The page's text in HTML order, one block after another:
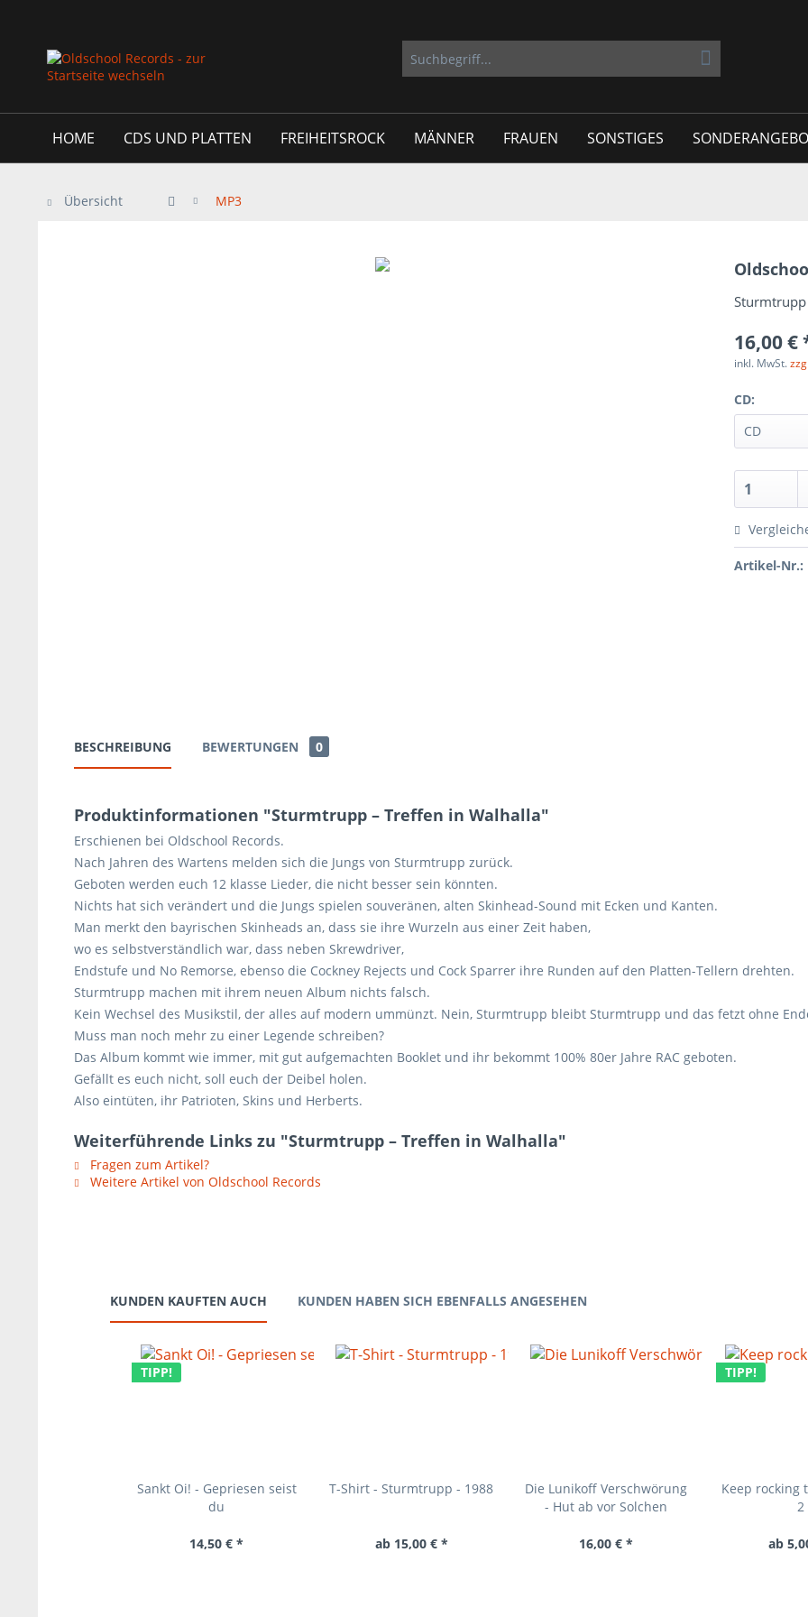
HOME CDS UND PLATTEN FREIHEITSROCK MÄNNER FRAUEN SONSTIGES
Übersicht MP3
16,00 €
inkl. MwSt.
CD:
Artikel-Nr.:
BESCHREIBUNG BEWERTUNGEN 0
Produktinformationen "Sturmtrupp – Treffen in Walhalla"
Erschienen bei Oldschool Records.
Nach Jahren des Wartens melden sich die Jungs von Sturmtrupp zurück.
Geboten werden euch 12 klasse Lieder, die nicht besser sein könnten.
Nichts hat sich verändert und die Jungs spielen souveränen, alten Skinhead-Sound mit Ecken und Kanten.
Man merkt den bayrischen Skinheads an, dass sie ihre Wurzeln aus einer Zeit haben,
wo es selbstverständlich war, dass neben Skrewdriver,
Endstufe und No Remorse, ebenso die Cockney Rejects und Cock Sparrer ihre Runden auf den Platten-Tellern drehten.
Sturmtrupp machen mit ihrem neuen Album nichts falsch.
Kein Wechsel des Musikstil, der alles auf modern ummünzt. Nein, Sturmtrupp bleibt Sturmtrupp und das fetzt ohne
Muss man noch mehr zu einer Legende schreiben?
Das Album kommt wie immer, mit gut aufgemachten Booklet und ihr bekommt 100% 80er Jahre RAC geboten.
Gefällt es euch nicht, soll euch der Deibel holen.
Also eintüten, ihr Patrioten, Skins und Herberts.
Weiterführende Links zu "Sturmtrupp – Treffen in Walhalla"
Fragen zum Artikel?
Weitere Artikel von Oldschool Records
KUNDEN KAUFTEN AUCH KUNDEN HABEN SICH EBENFALLS ANGESEHEN
TIPP!
Sankt Oi! - Gepriesen seist
du
14,50 € *
T-Shirt - Sturmtrupp - 1988
ab 15,00 € *
Die Lunikoff Verschwörung
- Hut ab vor Solchen
16,00 € *
TIPP!
Keep rocking
2
ab